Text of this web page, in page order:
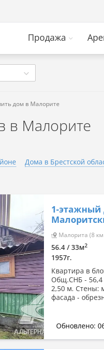
Продажа
дом в Малорите
в Малорите
Дома в Брестской
1-этажный
Малорита (8
56.4 / 33м2
1957г.
Квартира в
Общ.СНБ - 56,4
2,50 м. Стены:
фасада -
Обновлено: